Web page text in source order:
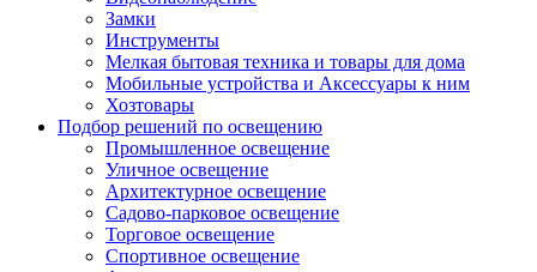
Замки
Инструменты
Мелкая бытовая техника и товары для дома
Мобильные устройства и Аксессуары к ним
Хозтовары
Подбор решений по освещению
Промышленное освещение
Уличное освещение
Архитектурное освещение
Садово-парковое освещение
Торговое освещение
Спортивное освещение